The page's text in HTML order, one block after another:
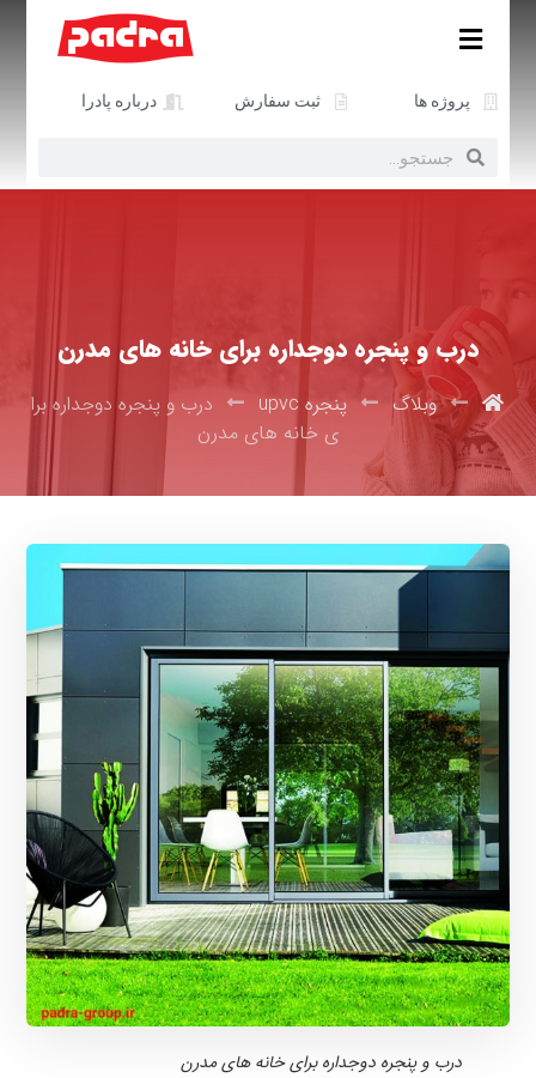
پروژه ها ثبت سفارش درباره پادرا
درب و پنجره دوجداره برای خانه های مدرن
وبلاگ پنجره upvc
درب و پنجره دوجداره برا
ی خانه های مدرن
درب و پنجره دوجداره برای خانه های مدرن